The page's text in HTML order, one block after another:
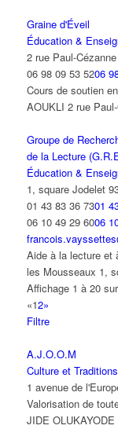
Graine d'Éveil
Éducation &
2 rue Paul-
06 98 09 53 5206
Cours de soutien
AOUKLI 2 rue
Groupe de
de la Lecture
Éducation &
1, square Jodelet
01 43 83 36 7301
06 10 49 29 6006
Aide à la lecture et
les Mousseaux 1,
Affichage 1 à 20
«12»
Filtre
A.J.O.O.M
Culture et Traditions
1 avenue de
Valorisation de
JIDE